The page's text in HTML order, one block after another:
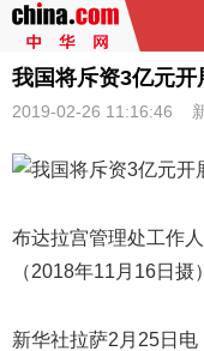
我国将斥资3亿元
2019-02-26 11:16:46
布达拉宫管理处工作
（2018年11月16日摄
新华社拉萨2月25日